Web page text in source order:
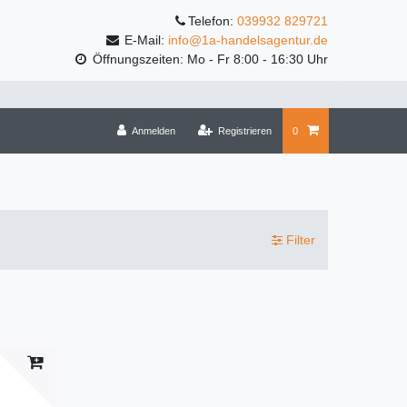
Telefon: 039932 829721
E-Mail: info@1a-handelsagentur.de
Öffnungszeiten: Mo - Fr 8:00 - 16:30 Uhr
Anmelden Registrieren 0
Filter